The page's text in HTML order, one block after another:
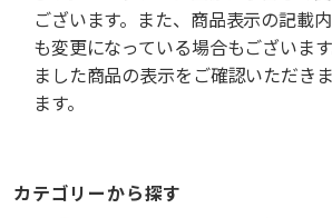
ございます。また、商品表示の記載
も変更になっている場合もございま
ました商品の表示をご確認いただき
ます。
カテゴリーから探す